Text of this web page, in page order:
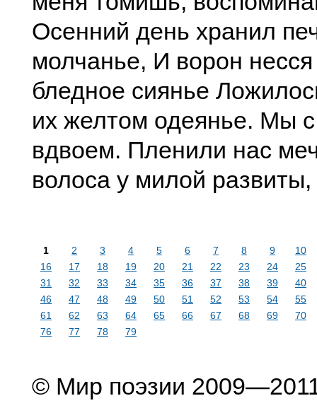
Осенний день хранил
молчанье, И ворон
бледное сиянье
их желтом одеянье. Мы
вдвоем. Пленили нас
волоса у милой развиты,
1 2 3 4 5 6 7 8 9
10
16
17 18 19 20 21 22 23 24
25
31
32 33 34 35 36 37 38 39
40
46
47 48 49 50 51 52 53 54
55
61
62 63 64 65 66 67 68 69
70
76
77 78 79
© Мир поэзии